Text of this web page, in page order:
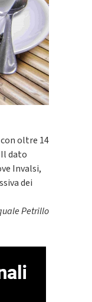
oltre 14
dato
Invalsi,
dei
Petrillo